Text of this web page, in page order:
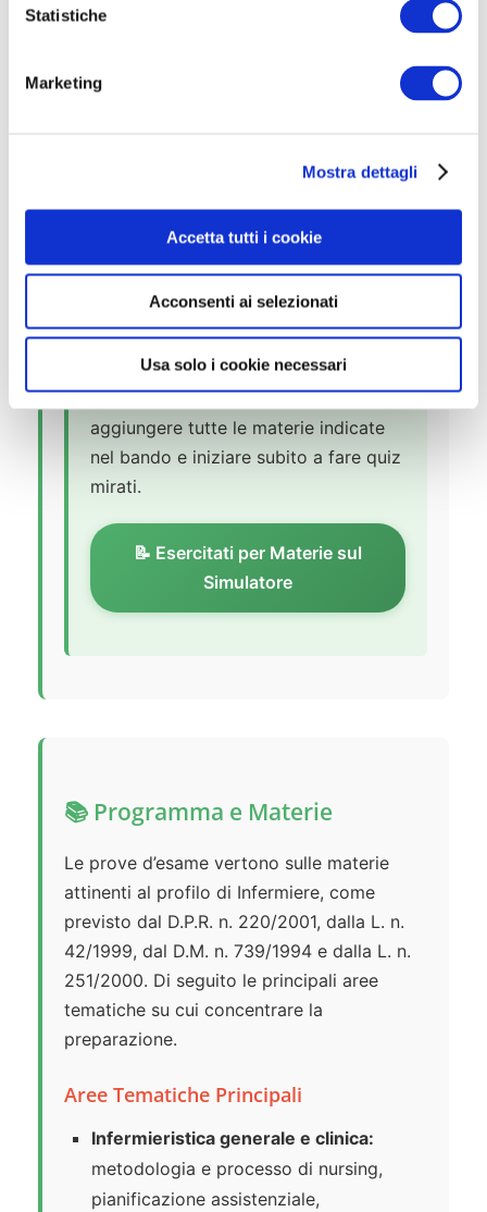
Statistiche
Marketing
Mostra dettagli
Accetta tutti i cookie
Acconsenti ai selezionati
Usa solo i cookie necessari
sito istituzionale dell’AOU Maggiore
valore ufficiale di convocazione per
📝 Esercitati per Materie
Per questo concorso non è ancora
disponibile una banca dati specifica.
Puoi esercitarti fin da subito
utilizzando lafunzione materie
presente sul simulatore: ti basta
aggiungere tutte le materie indicate
nel bando e iniziare subito a fare quiz
mirati.
📝 Esercitati per Materie sul
Simulatore
📚 Programma e Materie
Le prove d’esame vertono sulle materie
attinenti al profilo di Infermiere, come
previsto dal D.P.R. n. 220/2001, dalla L. n.
42/1999, dal D.M. n. 739/1994 e dalla L. n.
251/2000. Di seguito le principali aree
tematiche su cui concentrare la
preparazione.
Aree Tematiche Principali
Infermieristica generale e clinica:
metodologia e processo di nursing,
pianificazione assistenziale,